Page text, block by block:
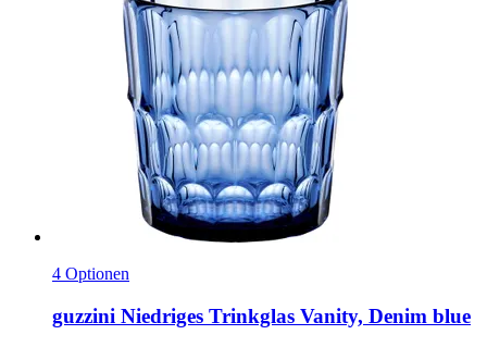
4 Optionen
guzzini Niedriges Trinkglas Vanity, Denim blue